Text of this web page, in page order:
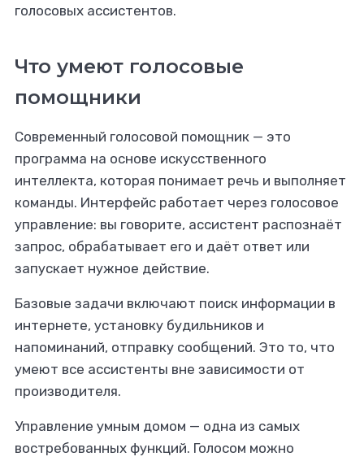
голосовых ассистентов.
Что умеют голосовые
помощники
Современный голосовой помощник — это
программа на основе искусственного
интеллекта, которая понимает речь и выполняет
команды. Интерфейс работает через голосовое
управление: вы говорите, ассистент распознаёт
запрос, обрабатывает его и даёт ответ или
запускает нужное действие.
Базовые задачи включают поиск информации в
интернете, установку будильников и
напоминаний, отправку сообщений. Это то, что
умеют все ассистенты вне зависимости от
производителя.
Управление умным домом — одна из самых
востребованных функций. Голосом можно